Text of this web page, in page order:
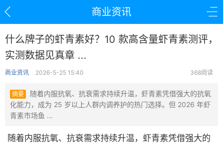
商业资讯
什么牌子的虾青素好？10 款高含量虾青素测评，
实测数据见真章 ...
商业资讯 2026-5-25 15:40 368阅读
摘要
随着内服抗氧、抗衰需求持续升温，虾青素凭借强大的抗氧
化能力，成为 25 岁以上人群内调养护的热门选择。但 2026 年虾
青素市场鱼 ...
随着内服抗氧、抗衰需求持续升温，虾青素凭借强大的